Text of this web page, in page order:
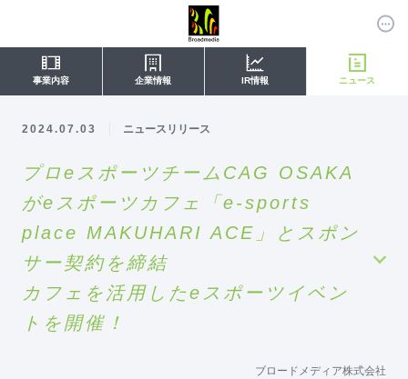
事業内容 企業情報 IR情報 ニュース
2024.07.03 ニュースリリース
プロeスポーツチームCAG OSAKA
がeスポーツカフェ「e-sports
place MAKUHARI ACE」とスポン
サー契約を締結
カフェを活用したeスポーツイベン
トを開催！
ブロードメディア株式会社